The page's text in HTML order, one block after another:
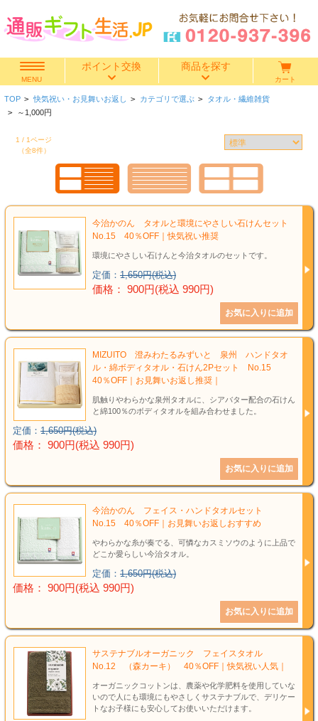
MENU
ポイント交換 商品を探す
快気祝い
香典返し
結婚引き出物
初盆・新盆
お中元
長寿のお祝い
各種記念品
カート
TOP > 快気祝い・お見舞いお返し > カテゴリで選ぶ > タオル・繊維雑貨
> ～1,000円
1 / 1ページ
（全8件）
今治かのん タオルと環境にやさしい石けんセット
No.15 40％OFF｜快気祝い推奨
環境にやさしい石けんと今治タオルのセットです。
定価： 1,650円(税込)
価格： 900円(税込 990円)
MIZUITO 澄みわたるみずいと 泉州 ハンドタオ
ル・綿ボディタオル・石けん2Pセット No.15
40％OFF｜お見舞いお返し推奨｜
肌触りやわらかな泉州タオルに、シアバター配合の石けん
と綿100％のボディタオルを組み合わせました。
定価： 1,650円(税込)
価格： 900円(税込 990円)
今治かのん フェイス・ハンドタオルセット
No.15 40％OFF｜お見舞いお返しおすすめ
やわらかな糸が奏でる、可憐なカスミソウのように上品で
どこか愛らしい今治タオル。
定価： 1,650円(税込)
価格： 900円(税込 990円)
サステナブルオーガニック フェイスタオル
No.12 （森カーキ） 40％OFF｜快気祝い人気｜
オーガニックコットンは、農薬や化学肥料を使用していな
いので人にも環境にもやさしくサステナブルで、デリケー
トなお子様にも安心してお使いいただけます。